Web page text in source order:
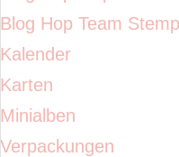
Blog Hop Team
Kalender
Karten
Minialben
Verpackungen